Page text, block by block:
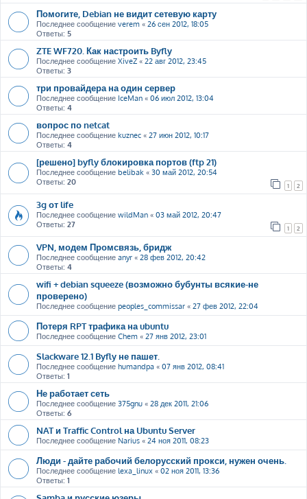
Помогите, Debian не видит сетевую карту
Последнее сообщение verem « 26 сен 2012, 18:05
Ответы: 5
ZTE WF720. Как настроить Byfly
Последнее сообщение XiveZ « 22 авг 2012, 23:45
Ответы: 3
три провайдера на один сервер
Последнее сообщение IceMan « 06 июл 2012, 13:04
Ответы: 4
вопрос по netcat
Последнее сообщение kuznec « 27 июн 2012, 10:17
Ответы: 4
[решено] byfly блокировка портов (ftp 21)
Последнее сообщение belibak « 30 май 2012, 20:54
Ответы: 20 1 2
3g от life
Последнее сообщение wildMan « 03 май 2012, 20:47
Ответы: 27 1 2
VPN, модем Промсвязь, бридж
Последнее сообщение anyr « 28 фев 2012, 20:42
Ответы: 4
wifi + debian squeeze (возможно бубунты всякие-не
проверено)
Последнее сообщение peoples_commissar « 27 фев 2012, 22:04
Потеря RPT трафика на ubuntu
Последнее сообщение Chem « 27 янв 2012, 23:01
Slackware 12.1 Byfly не пашет.
Последнее сообщение humandpa « 07 янв 2012, 08:41
Ответы: 1
Не работает сеть
Последнее сообщение 375gnu « 28 дек 2011, 21:06
Ответы: 6
NAT и Traffic Control на Ubuntu Server
Последнее сообщение Narius « 24 ноя 2011, 08:23
Люди - дайте рабочий белорусский прокси, нужен очень.
Последнее сообщение lexa_linux « 02 ноя 2011, 13:36
Ответы: 1